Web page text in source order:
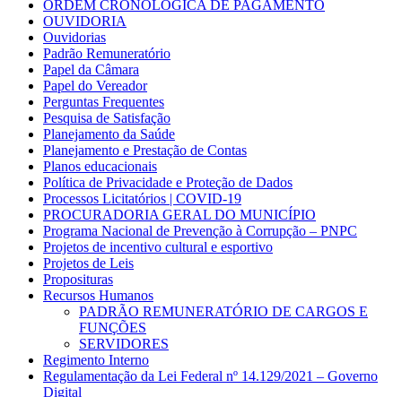
ORDEM CRONOLÓGICA DE PAGAMENTO
OUVIDORIA
Ouvidorias
Padrão Remuneratório
Papel da Câmara
Papel do Vereador
Perguntas Frequentes
Pesquisa de Satisfação
Planejamento da Saúde
Planejamento e Prestação de Contas
Planos educacionais
Política de Privacidade e Proteção de Dados
Processos Licitatórios | COVID-19
PROCURADORIA GERAL DO MUNICÍPIO
Programa Nacional de Prevenção à Corrupção – PNPC
Projetos de incentivo cultural e esportivo
Projetos de Leis
Proposituras
Recursos Humanos
PADRÃO REMUNERATÓRIO DE CARGOS E
FUNÇÕES
SERVIDORES
Regimento Interno
Regulamentação da Lei Federal nº 14.129/2021 – Governo
Digital